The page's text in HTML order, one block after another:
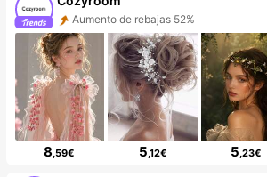
Aumento de rebajas 52%
8,59€ 5,12€ 5,23€